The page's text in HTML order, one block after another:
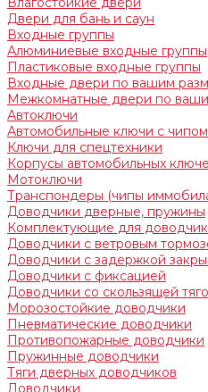
Двери для бань и саун
Входные группы
Алюминиевые входные группы
Пластиковые входные группы
Входные двери по вашим
Межкомнатные двери по
Автоключи
Автомобильные ключи с чипом
Ключи для спецтехники
Корпусы автомобильных
Мотоключи
Транспондеры (чипы
Доводчики дверные, пружины
Комплектующие для
Доводчики с ветровым
Доводчики с задержкой
Доводчики с фиксацией
Доводчики со скользящей
Морозостойкие доводчики
Пневматические доводчики
Противопожарные доводчики
Пружинные доводчики
Тяги дверных доводчиков
Доводчики